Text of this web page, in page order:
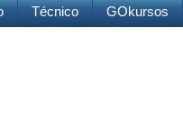
Técnico GOkursos